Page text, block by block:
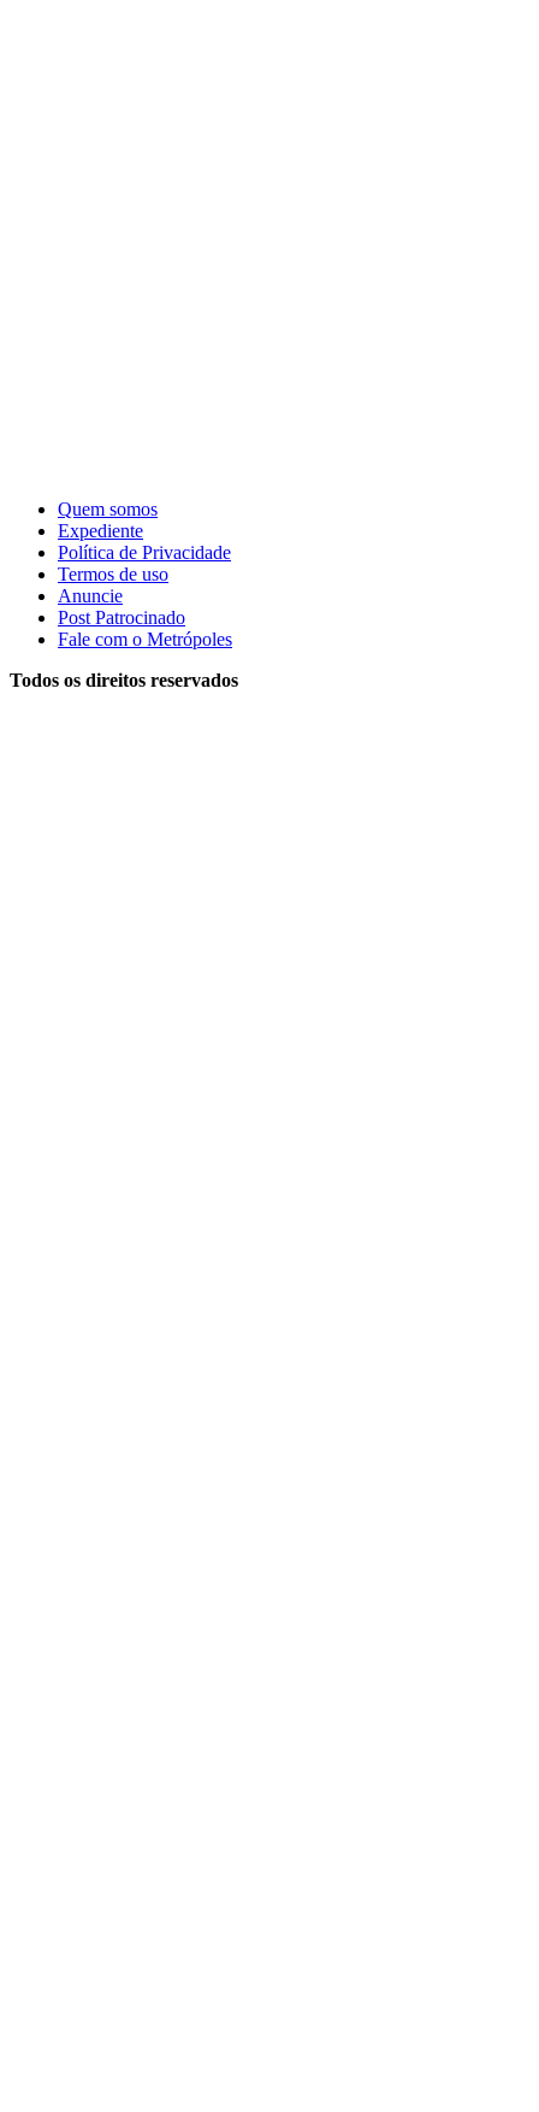
Quem somos
Expediente
Política de Privacidade
Termos de uso
Anuncie
Post Patrocinado
Fale com o Metrópoles
Todos os direitos reservados